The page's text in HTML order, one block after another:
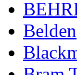
Belden